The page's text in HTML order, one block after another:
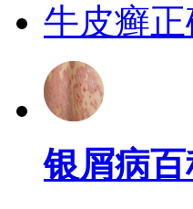
牛皮癣
银屑病